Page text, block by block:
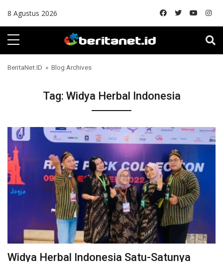
8 Agustus 2026
BeritaNet.ID » Blog Archives
Tag: Widya Herbal Indonesia
Widya Herbal Indonesia Satu-Satunya